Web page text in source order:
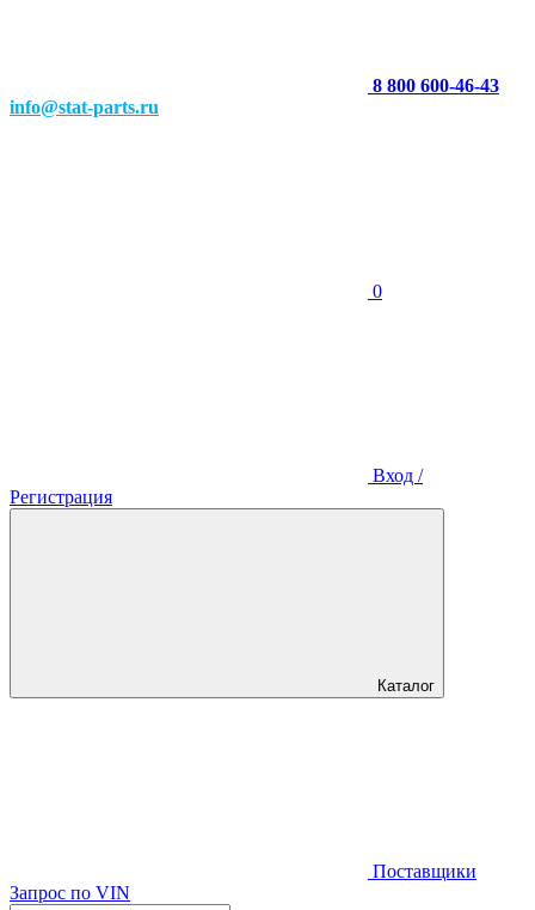
8 800 600-46-43
info@stat-parts.ru
0
Вход /
Регистрация
Каталог
Поставщики
Запрос по VIN